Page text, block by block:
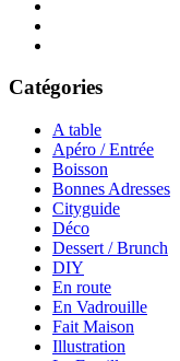
Catégories
A table
Apéro / Entrée
Boisson
Bonnes Adresses
Cityguide
Déco
Dessert / Brunch
DIY
En route
En Vadrouille
Fait Maison
Illustration